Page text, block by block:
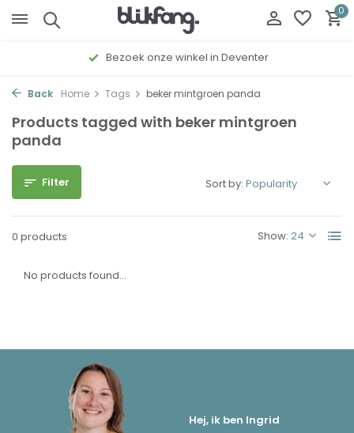
0
Bezoek onze winkel in Deventer
Back Home Tags beker mintgroen panda
Products tagged with beker mintgroen
panda
Filter
0 products Show:
Sort by:
No products found...
Hej, ik ben Ingrid